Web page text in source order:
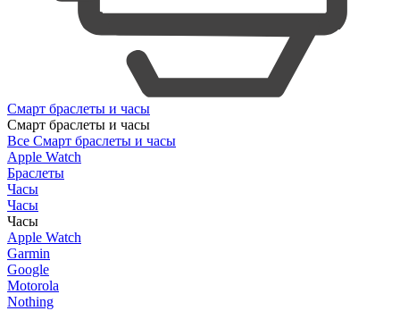
Смарт браслеты и часы
Смарт браслеты и часы
Все Смарт браслеты и часы
Apple Watch
Браслеты
Часы
Часы
Часы
Apple Watch
Garmin
Google
Motorola
Nothing